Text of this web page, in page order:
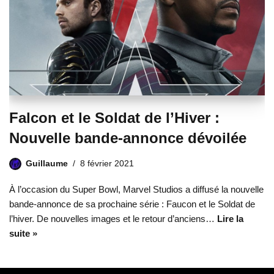
Falcon et le Soldat de l’Hiver :
Nouvelle bande-annonce dévoilée
Guillaume 8 février 2021
À l’occasion du Super Bowl, Marvel Studios a diffusé la nouvelle
bande-annonce de sa prochaine série : Faucon et le Soldat de
l’hiver. De nouvelles images et le retour d’anciens… Lire la
suite »